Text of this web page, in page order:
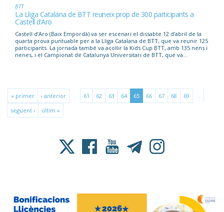
BTT
La Lliga Catalana de BTT reuneix prop de 300 participants a
Castell d’Aro
Castell d’Aro (Baix Empordà) va ser escenari el dissabte 12 d’abril de la
quarta prova puntuable per a la Lliga Catalana de BTT, que va reunir 125
participants. La jornada també va acollir la Kids Cup BTT, amb 135 nens i
nenes, i el Campionat de Catalunya Universitari de BTT, que va...
« primer ‹ anterior 61 62 63 64 65 66 67 68 69
següent ›
últim »